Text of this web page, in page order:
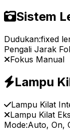
Sistem
Dudukan:fixed
Pengali Jarak
Fokus Manual
Lampu
Lampu Kilat
Lampu Kilat
Mode:Auto, On,